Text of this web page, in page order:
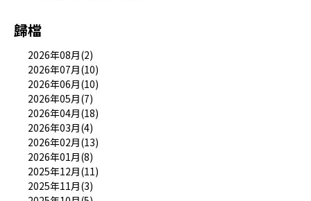
歸檔
2026年08月(2)
2026年07月(10)
2026年06月(10)
2026年05月(7)
2026年04月(18)
2026年03月(4)
2026年02月(13)
2026年01月(8)
2025年12月(11)
2025年11月(3)